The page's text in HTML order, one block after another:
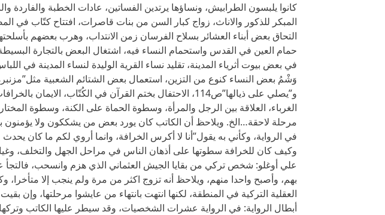
كانوا يلبسون الطرابيش، ونساؤها يرتدين الفساتين، عادات الخطبة والفاردة
المبكر للذكور والاناث، زواج كبار السن من بنات قاصرات، افتتاح كتّاب في
التحاق بعض أبناء العشائر بسلاح الفرسان زمن الانتداب، وهرب بعضهم
حمام العين في القدس واستحمام النساء فيه، اشتغال البعض بالتجارة
في بعض بيوت أثرياء المدينة، تقليد نساء القرية الوليدة لنساء المدينة في
و”يصلي على ذيالها”ص114، الاحتفال بختم القرآن في الكُتّاب،
الغرباء، العلاقة بين الرجل والمرأة، وسطوة الحماة على الكنة، وسطوة
مرحلة لاحقة…الخ. ويلاحظ أن الكاتب كان يورد بعض من يشككون ولا يؤمنون
في الرواية، وكأني به يقول”أنا لا أكرس الخرافة، وانما أروي لكم ما كان
وكيف كان للخرافة سطوتها على أذهان الناس في مراحل الجهل والتخلف،
علي أوغلو: شخص تركي من بقايا الجيش العثماني الذي هزم وانسحب، فالتجأ
بهم، وأصبح واحدا منهم، ويلاحظ أنه تزوج اكثر من مرة ولم ينجب إلا متأخرا،
العقلية التركية في المنطقة، لكنها انتهت بانتهاء من عايشوا مرحلتها، وإن
أبطال الرواية: في الرواية عشرات الشخصيات، وقد سيطر عليها الكاتب